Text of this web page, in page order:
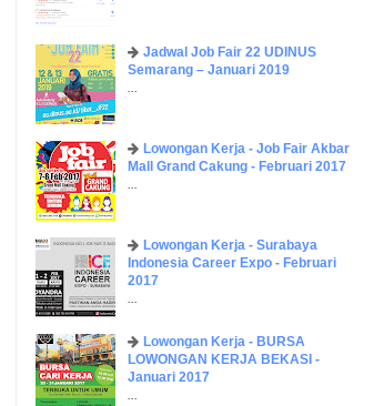
Jadwal Job Fair 22 UDINUS
Semarang – Januari 2019
...
Lowongan Kerja - Job Fair ​Akbar ​
Mall Grand Cakung - Februari 2017
...
Lowongan Kerja - Surabaya
Indonesia Career Expo - Februari
2017
...
Lowongan Kerja - BURSA
LOWONGAN KERJA BEKASI -
Januari 2017
...